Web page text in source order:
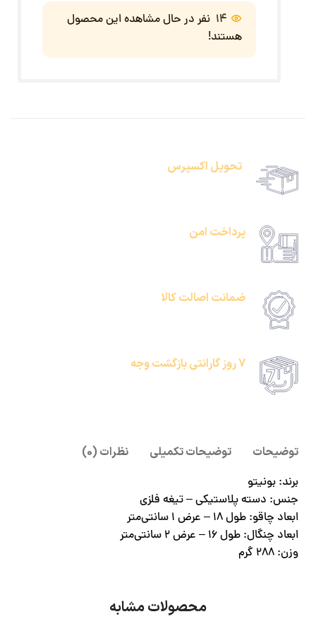
14 نفر در حال مشاهده این محصول
هستند!
تحویل اکسپرس
پرداخت امن
ضمانت اصالت کالا
7 روز گارانتی بازگشت وجه
توضیحات توضیحات تکمیلی
نظرات (0)
برند: بونیتو
جنس: دسته پلاستیکی – تیغه فلزی
ابعاد چاقو: طول ۱۸ – عرض ۱ سانتی‌متر
ابعاد چنگال: طول ۱۶ – عرض ۲ سانتی‌متر
وزن: ۲۸۸ گرم
محصولات مشابه